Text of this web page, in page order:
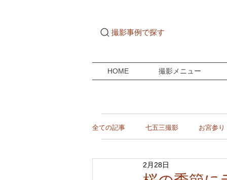
撮影事例で探す
HOME 撮影メニュー
全ての記事 七五三撮影 お宮参り
ご自宅ドキュメンタリー
2月28日